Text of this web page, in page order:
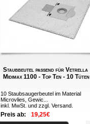
Staubbeutel passend für Vetrella
Midimax 1100 - Top Ten - 10 Tüten
10 Staubsaugerbeutel im Material
Microvlies, Gewic...
inkl. MwSt. und zzgl. Versand
Preis ab: 19,25€